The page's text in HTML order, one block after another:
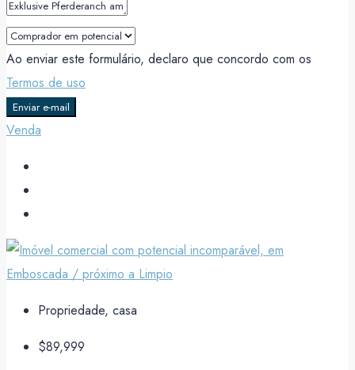
Ao enviar este formulário, declaro que concordo com os
Termos de uso
Enviar e-mail
Venda
Propriedade, casa
$89,999